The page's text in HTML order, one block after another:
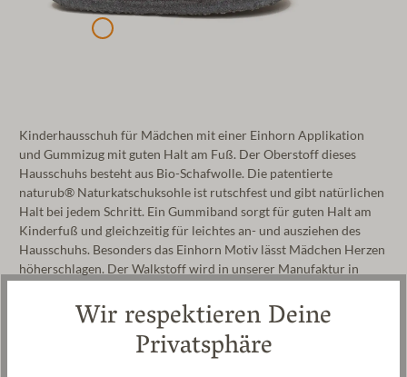
Kinderhausschuh für Mädchen mit einer Einhorn Applikation
und Gummizug mit guten Halt am Fuß. Der Oberstoff dieses
Hausschuhs besteht aus Bio-Schafwolle. Die patentierte
naturub® Naturkatschuksohle ist rutschfest und gibt natürlichen
Halt bei jedem Schritt. Ein Gummiband sorgt für guten Halt am
Kinderfuß und gleichzeitig für leichtes an- und ausziehen des
Hausschuhs. Besonders das Einhorn Motiv lässt Mädchen Herzen
höherschlagen. Der Walkstoff wird in unserer Manufaktur in
bei 30°C gewaschen werden.
Hersteller: Gottstein GmbH, Industriestraße 31, 6430 Ötztal-
office@gottstein.at
Wir respektieren Deine
Privatsphäre